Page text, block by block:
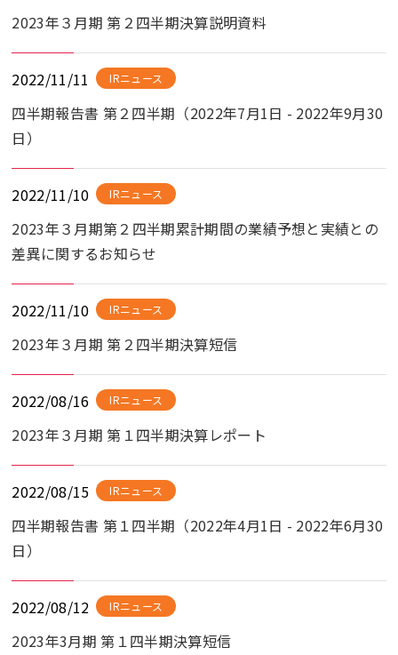
2023年３月期 第２四半期決算説明資料
2022/11/11 IRニュース
四半期報告書 第２四半期（2022年7月1日 - 2022年9月30
日）
2022/11/10 IRニュース
2023年３月期第２四半期累計期間の業績予想と実績との
差異に関するお知らせ
2022/11/10 IRニュース
2023年３月期 第２四半期決算短信
2022/08/16 IRニュース
2023年３月期 第１四半期決算レポート
2022/08/15 IRニュース
四半期報告書 第１四半期（2022年4月1日 - 2022年6月30
日）
2022/08/12 IRニュース
2023年3月期 第１四半期決算短信